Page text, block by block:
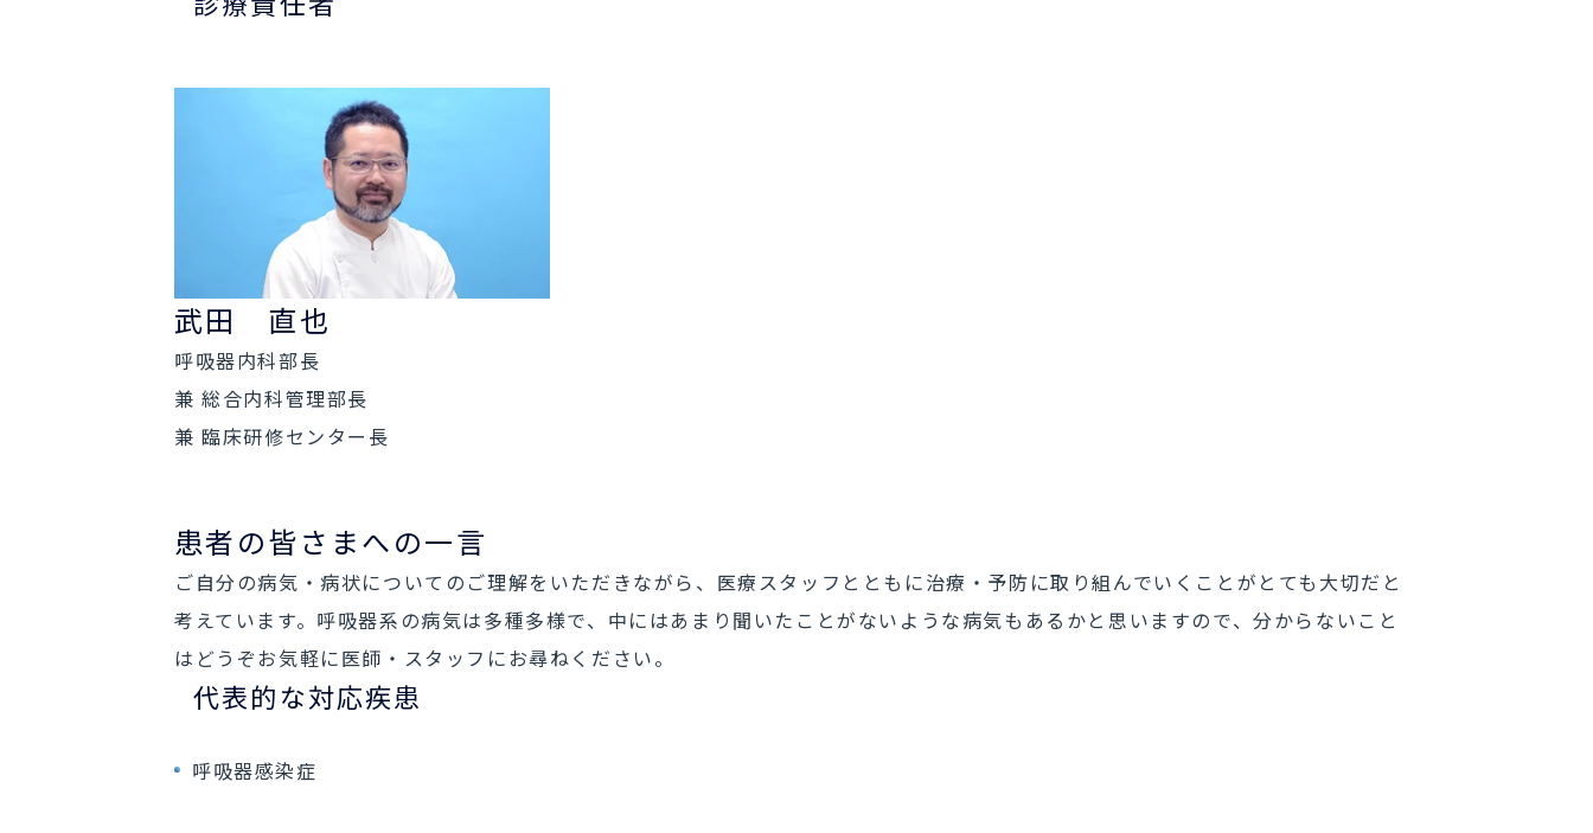
武田 直也
呼吸器内科部長
兼 総合内科管理部長
兼 臨床研修センター長
患者の皆さまへの一言
ご自分の病気・病状についてのご理解をいただきながら、医療スタッフとともに治療・予防に取り組んでいくことがとても大切だと
考えています。呼吸器系の病気は多種多様で、中にはあまり聞いたことがないような病気もあるかと思いますので、分からないこと
はどうぞお気軽に医師・スタッフにお尋ねください。
代表的な対応疾患
呼吸器感染症